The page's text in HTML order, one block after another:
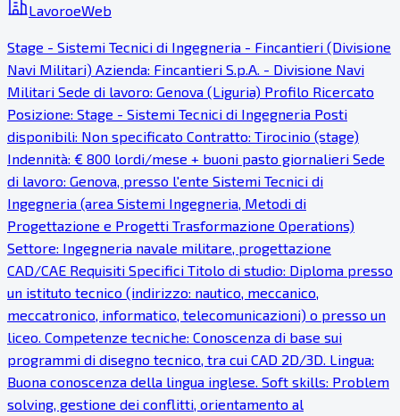
LavoroeWeb
Stage - Sistemi Tecnici di Ingegneria - Fincantieri (Divisione
Navi Militari) Azienda: Fincantieri S.p.A. - Divisione Navi
Militari Sede di lavoro: Genova (Liguria) Profilo Ricercato
Posizione: Stage - Sistemi Tecnici di Ingegneria Posti
disponibili: Non specificato Contratto: Tirocinio (stage)
Indennità: € 800 lordi/mese + buoni pasto giornalieri Sede
di lavoro: Genova, presso l'ente Sistemi Tecnici di
Ingegneria (area Sistemi Ingegneria, Metodi di
Progettazione e Progetti Trasformazione Operations)
Settore: Ingegneria navale militare, progettazione
CAD/CAE Requisiti Specifici Titolo di studio: Diploma presso
un istituto tecnico (indirizzo: nautico, meccanico,
meccatronico, informatico, telecomunicazioni) o presso un
liceo. Competenze tecniche: Conoscenza di base sui
programmi di disegno tecnico, tra cui CAD 2D/3D. Lingua:
Buona conoscenza della lingua inglese. Soft skills: Problem
solving, gestione dei conflitti, orientamento al